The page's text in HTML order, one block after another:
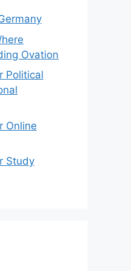
Ovation
Political
Online
Study